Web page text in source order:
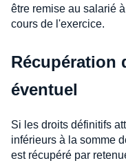
être remise au salarié
cours de l'exercice.
Récupération
éventuel
Si les droits définitifs
inférieurs à la somme
est récupéré par